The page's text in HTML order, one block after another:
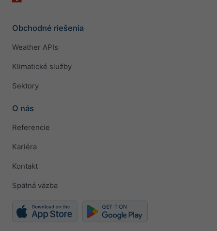
Obchodné riešenia
Weather APIs
Klimatické služby
Sektory
O nás
Referencie
Kariéra
Kontakt
Spätná väzba